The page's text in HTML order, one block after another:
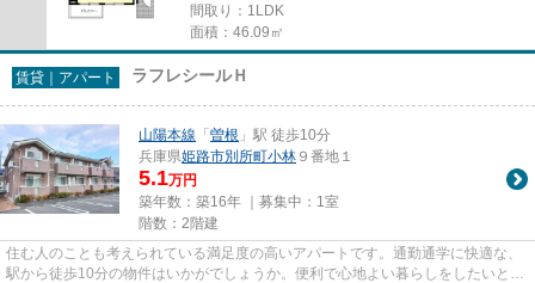
間取り：1LDK
面積：46.09㎡
賃貸｜アパート ラフレシールＨ
山陽本線 「曽根 」駅 徒歩10分
兵庫県姫路市別所町小林 ９番地１
5.1万円
築年数：築16年 ｜募集中： 1室
階数：2階建
住む人のことも考えられている満足度の高いアパートです。通勤通学に快適な、
駅から徒歩10分の物件はいかがでしょうか。便利で心地よい暮らしをしたいとお